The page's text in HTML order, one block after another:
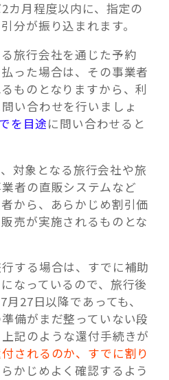
カ月程度以内に、指定の
分が振り込まれます。
旅行会社を通じた予約
った場合は、その事業者
ものとなりますから、利
い合わせを行いましょ
を目途に問い合わせると
対象となる旅行会社や旅
者の直販システムなど
から、あらかじめ割引価
売が実施されるものとな
する場合は、すでに補助
なっているので、旅行後
27日以降であっても、
備がまだ整っていない段
記のような還付手続きが
されるのか、すでに割り
かじめよく確認するよう